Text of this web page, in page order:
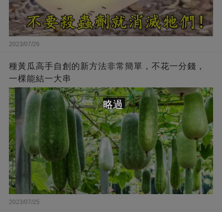
2023/07/26
種黃瓜高手自創的新方法非常簡單，不花一分錢，
一棵能結一大串
2023/07/25
略過